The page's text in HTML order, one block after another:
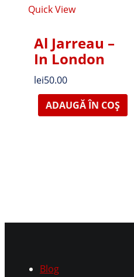
Quick View
Al Jarreau –
In London
lei50.00
ADAUGĂ ÎN COȘ
Blog